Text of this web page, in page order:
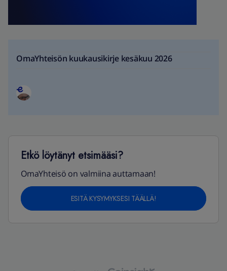
OmaYhteisön kuukausikirje kesäkuu 2026
Etkö löytänyt etsimääsi?
OmaYhteisö on valmiina auttamaan!
ESITÄ KYSYMYKSESI TÄÄLLÄ!